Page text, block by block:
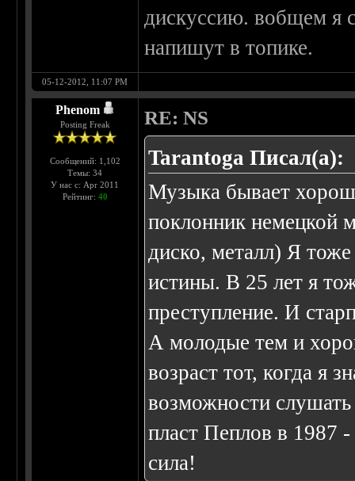
дискуссию. вобщем я
напишут в топике.
05-12-2012, 11:07 PM
Phenom
Posting Freak
Сообщений: 1,102
Темы: 34
У нас с: Apr 2011
Рейтинг: 40
RE: NS
Tarantoga Писал(а):
Музыка бывает
поклонник немецкой
диско, металл) Я тоже
истины. В 25 лет я
преступление. И
А молодые тем и
возраст тот, когда я
возможности
пласт Пеплов в 1987
сила!